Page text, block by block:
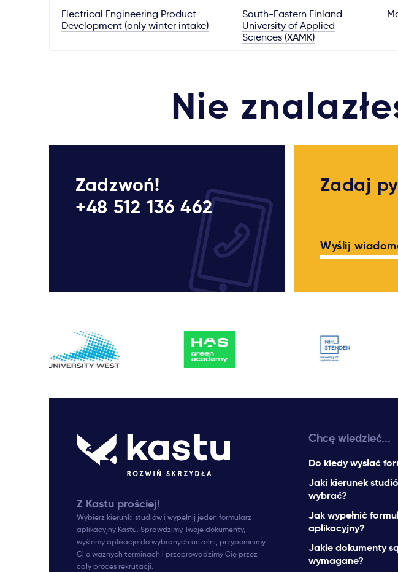
Electrical Engineering Product
Development (only winter intake)
South-Eastern Finland
University of Applied
Sciences (XAMK)
Nie
Zadzwoń!
+48 512 136 462
Zadaj
Wyślij
Z Kastu prościej!
Wybierz kierunki studiów i wypełnij jeden formularz
aplikacyjny Kastu. Sprawdzimy Twoje dokumenty,
wyślemy aplikacje do wybranych uczelni, przypomnimy
Ci o ważnych terminach i przeprowadzimy Cię przez
cały proces rekrutacji.
Chcę wiedzieć...
Do kiedy wysłać
Jaki kierunek
wybrać?
Jak wypełnić
aplikacyjny?
Jakie dokumenty są
wymagane?